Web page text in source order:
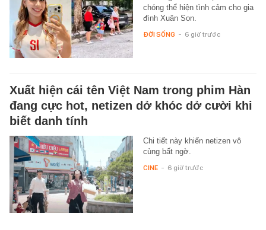
chóng thể hiện tình cảm cho gia
đình Xuân Son.
ĐỜI SỐNG - 6 giờ trước
Xuất hiện cái tên Việt Nam trong phim Hàn
đang cực hot, netizen dở khóc dở cười khi
biết danh tính
Chi tiết này khiến netizen vô
cùng bất ngờ.
CINE - 6 giờ trước